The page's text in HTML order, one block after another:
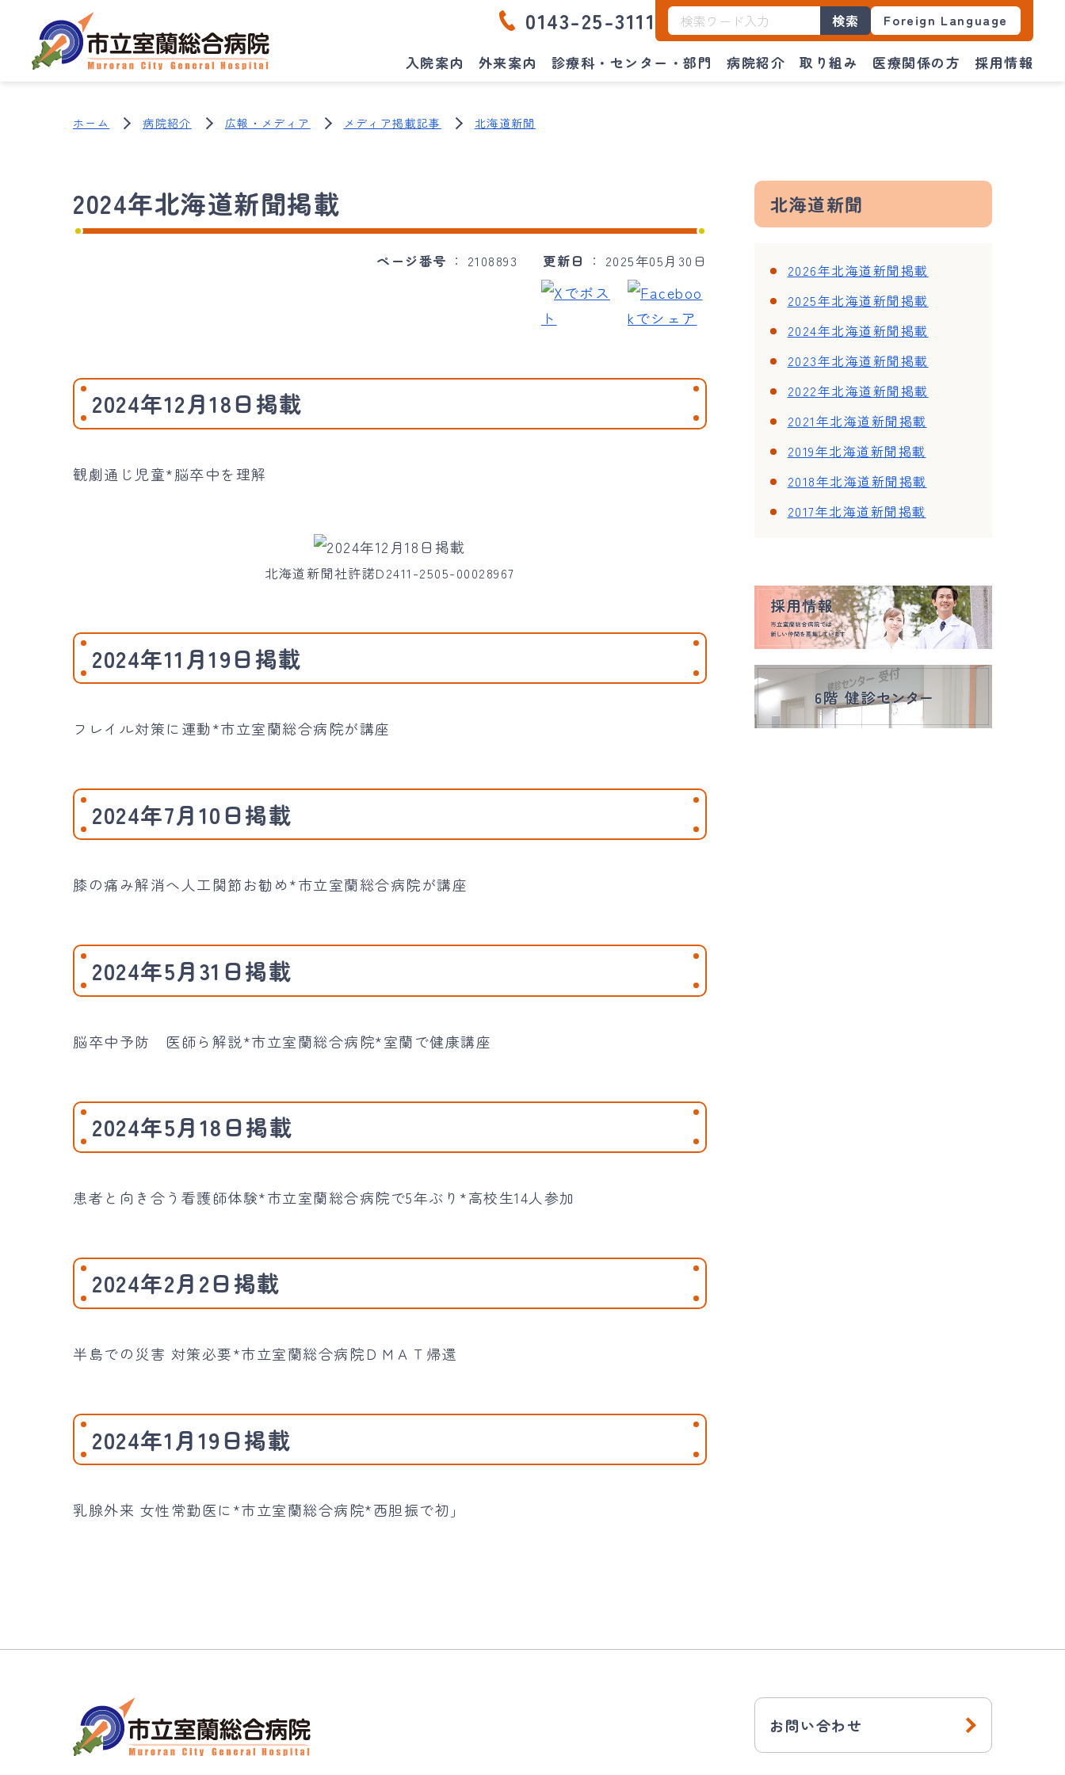
入院案内 外来案内 診療科・センター・部門 病院紹介 取り組み 医療関係の方 採用情報
0143-25-3111 検索 Foreign Language
ホーム 病院紹介 広報・メディア メディア掲載記事 北海道新聞
2024年北海道新聞掲載
ページ番号 2108893 更新日 2025年05月30日
2024年12月18日掲載
観劇通じ児童*脳卒中を理解
北海道新聞社許諾D2411-2505-00028967
2024年11月19日掲載
フレイル対策に運動*市立室蘭総合病院が講座
2024年7月10日掲載
膝の痛み解消へ人工関節お勧め*市立室蘭総合病院が講座
2024年5月31日掲載
脳卒中予防 医師ら解説*市立室蘭総合病院*室蘭で健康講座
2024年5月18日掲載
患者と向き合う看護師体験*市立室蘭総合病院で5年ぶり*高校生14人参加
2024年2月2日掲載
半島での災害 対策必要*市立室蘭総合病院ＤＭＡＴ帰還
2024年1月19日掲載
乳腺外来 女性常勤医に*市立室蘭総合病院*西胆振で初」
北海道新聞
2026年北海道新聞掲載
2025年北海道新聞掲載
2024年北海道新聞掲載
2023年北海道新聞掲載
2022年北海道新聞掲載
2021年北海道新聞掲載
2019年北海道新聞掲載
2018年北海道新聞掲載
2017年北海道新聞掲載
お問い合わせ